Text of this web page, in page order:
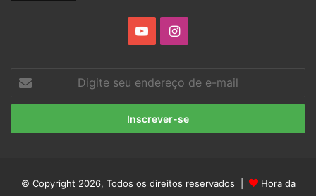
YouTubeInstagram
seu
endereço
e-
© Copyright 2026, Todos os direitos reservados | Hora da